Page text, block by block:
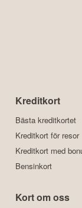
Kreditkort
Bästa kreditkortet
Kreditkort för resor
Kreditkort med
Bensinkort
Kort om oss